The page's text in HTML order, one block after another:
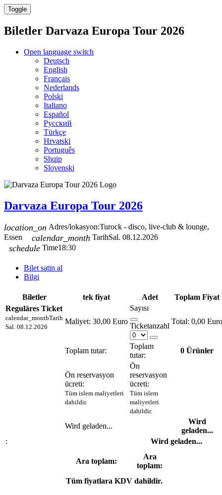
Toggle
Biletler Darvaza Europa Tour 2026
Open language switch
Deutsch
English
Français
Nederlands
Polski
Italiano
Español
Русский
Türkçe
Hrvatski
Português
Shqip
Slovenski
Darvaza Europa Tour 2026
location_on Adres/lokasyon:Turock - disco, live-club & lounge,
Essen
calendar_month TarihSal. 08.12.2026
schedule Time18:30
Bilet satin al
Bilgi
Biletler tek fiyat Adet
Toplam Fiyat
Reguläres Ticket
calendar_monthTarih
Sal. 08.12.2026
Maliyet: 30,00 Euro
Sayısı
Ticketanzahl
0,00 Euro
Toplam tutar:
Toplam
tutar:
0 Ürünler
Ön reservasyon
ücreti:
Tüm islem maliyetleri
dahildir.
Ön
reservasyon
ücreti:
Tüm islem
maliyetleri
dahildir.
Wird geladen...
Wird
geladen...
:
Wird geladen...
Ara toplam:
Ara
toplam:
Tüm fiyatlara KDV dahildir.